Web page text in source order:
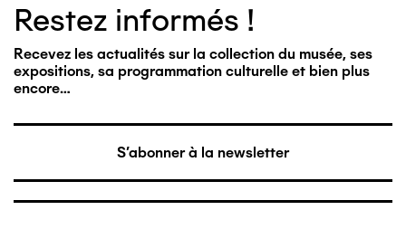
Restez informés !
Recevez les actualités sur la collection du musée, ses
expositions, sa programmation culturelle et bien plus
encore…
S'abonner à la newsletter